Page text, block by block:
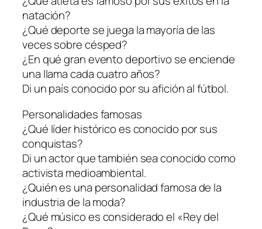
natación?
¿Qué deporte se juega la mayoría de las
veces sobre césped?
¿En qué gran evento deportivo se enciende
una llama cada cuatro años?
Di un país conocido por su afición al fútbol.
Personalidades famosas
¿Qué líder histórico es conocido por sus
conquistas?
Di un actor que también sea conocido como
activista medioambiental.
¿Quién es una personalidad famosa de la
industria de la moda?
¿Qué músico es considerado el «Rey del